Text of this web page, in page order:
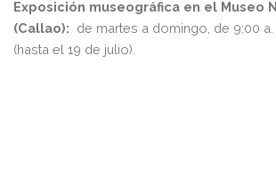
Exposición museográfica en el Museo
(Callao): de martes a domingo, de 9:00 a.
(hasta el 19 de julio).